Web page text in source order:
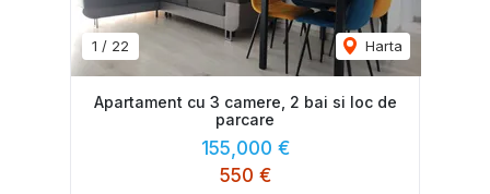
1 / 22 Harta
Apartament cu 3 camere, 2 bai si loc de
parcare
155,000 €
550 €